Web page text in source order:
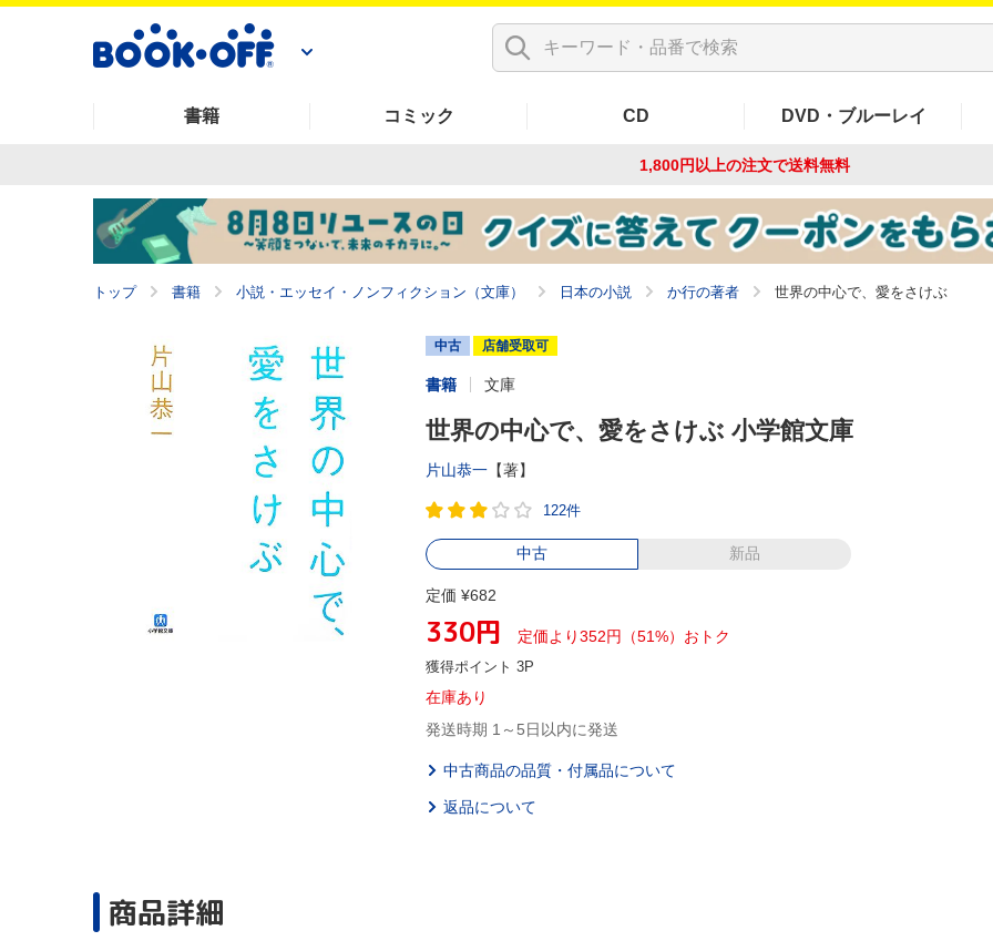
書籍 コミック CD DVD・ブルーレイ
1,800円以上の注文で送料無料
トップ 書籍 小説・エッセイ・ノンフィクション（文庫） 日本の小説 か行の著者 世界の中心で、愛をさけぶ
中古 店舗受取可
書籍 文庫
世界の中心で、愛をさけぶ 小学館文庫
片山恭一【著】
122件
中古 新品
定価 ¥682
330円 定価より352円（51%）おトク
獲得ポイント 3P
在庫あり
発送時期 1～5日以内に発送
中古商品の品質・付属品について
返品について
商品詳細